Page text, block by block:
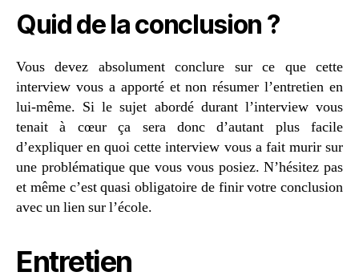
Quid de la conclusion ?
Vous devez absolument conclure sur ce que cette
interview vous a apporté et non résumer l’entretien en
lui-même. Si le sujet abordé durant l’interview vous
tenait à cœur ça sera donc d’autant plus facile
d’expliquer en quoi cette interview vous a fait murir sur
une problématique que vous vous posiez. N’hésitez pas
et même c’est quasi obligatoire de finir votre conclusion
avec un lien sur l’école.
Entretien